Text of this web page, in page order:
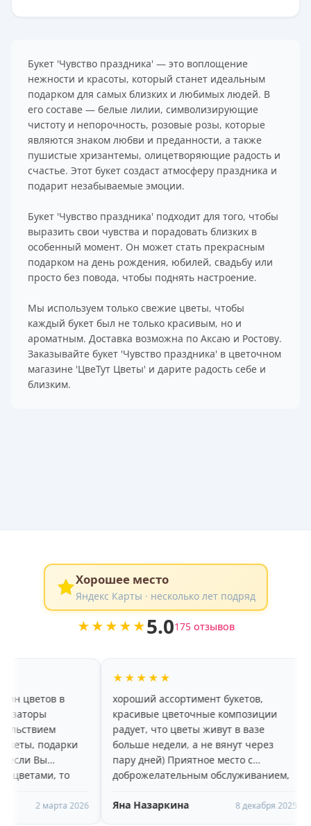
Букет 'Чувство праздника' — это воплощение
нежности и красоты, который станет идеальным
подарком для самых близких и любимых людей. В
его составе — белые лилии, символизирующие
чистоту и непорочность, розовые розы, которые
являются знаком любви и преданности, а также
пушистые хризантемы, олицетворяющие радость и
счастье. Этот букет создаст атмосферу праздника и
подарит незабываемые эмоции.
Букет 'Чувство праздника' подходит для того, чтобы
выразить свои чувства и порадовать близких в
особенный момент. Он может стать прекрасным
подарком на день рождения, юбилей, свадьбу или
просто без повода, чтобы поднять настроение.
Мы используем только свежие цветы, чтобы
каждый букет был не только красивым, но и
ароматным. Доставка возможна по Аксаю и Ростову.
Заказывайте букет 'Чувство праздника' в цветочном
магазине 'ЦвеТут Цветы' и дарите радость себе и
близким.
Хорошее место
Яндекс Карты · несколько лет подряд
★★★★★5.0175 отзывов
в
то
2026
★★★★★
хороший ассортимент букетов,
красивые цветочные композиции
радует, что цветы живут в вазе
больше недели, а не вянут через
пару дней) Приятное место с
доброжелательным обслуживанием,
Яна Назаркина
8 декабря 2025